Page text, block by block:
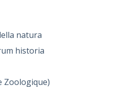
natura
historia
Zoologique)